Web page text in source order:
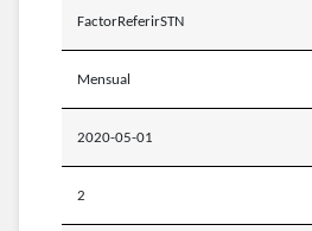
FactorReferirSTN
Mensual
2020-05-01
2